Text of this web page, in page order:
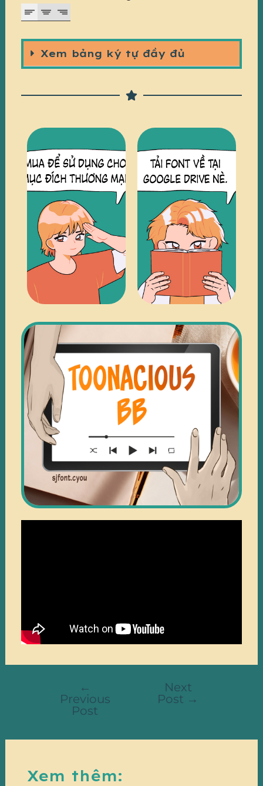
Xem bảng ký tự đầy đủ
TRUY
CẬP
TRUY
CẬP
←
Previous
Post
Next
Post →
Xem thêm: